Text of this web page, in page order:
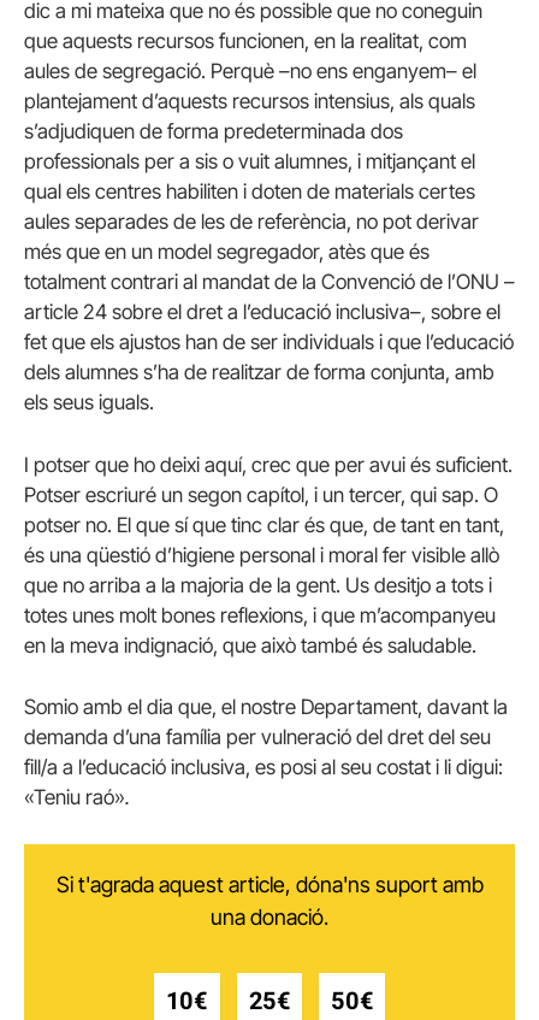
dic a mi mateixa que no és possible que no coneguin
que aquests recursos funcionen, en la realitat, com
aules de segregació. Perquè –no ens enganyem– el
plantejament d’aquests recursos intensius, als quals
s’adjudiquen de forma predeterminada dos
professionals per a sis o vuit alumnes, i mitjançant el
qual els centres habiliten i doten de materials certes
aules separades de les de referència, no pot derivar
més que en un model segregador, atès que és
totalment contrari al mandat de la Convenció de l’ONU –
article 24 sobre el dret a l’educació inclusiva–, sobre el
fet que els ajustos han de ser individuals i que l’educació
dels alumnes s’ha de realitzar de forma conjunta, amb
els seus iguals.
I potser que ho deixi aquí, crec que per avui és suficient.
Potser escriuré un segon capítol, i un tercer, qui sap. O
potser no. El que sí que tinc clar és que, de tant en tant,
és una qüestió d’higiene personal i moral fer visible allò
que no arriba a la majoria de la gent. Us desitjo a tots i
totes unes molt bones reflexions, i que m’acompanyeu
en la meva indignació, que això també és saludable.
Somio amb el dia que, el nostre Departament, davant la
demanda d’una família per vulneració del dret del seu
fill/a a l’educació inclusiva, es posi al seu costat i li digui:
«Teniu raó».
Si t'agrada aquest article, dóna'ns suport amb
una donació.
10€ 25€ 50€